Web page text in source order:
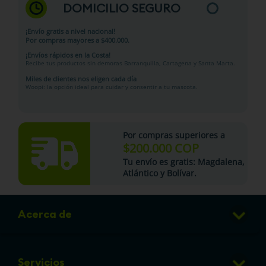
DOMICILIO SEGURO
¡Envío gratis a nivel nacional!
Por compras mayores a $400.000.
¡Envíos rápidos en la Costa!
Recibe tus productos sin demoras Barranquilla, Cartagena y Santa Marta.
Miles de clientes nos eligen cada día
Woopi: la opción ideal para cuidar y consentir a tu mascota.
Por compras superiores a
$200.000 COP
Tu envío es gratis: Magdalena,
Atlántico y Bolívar.
Acerca de
Club de Puntos
Servicios